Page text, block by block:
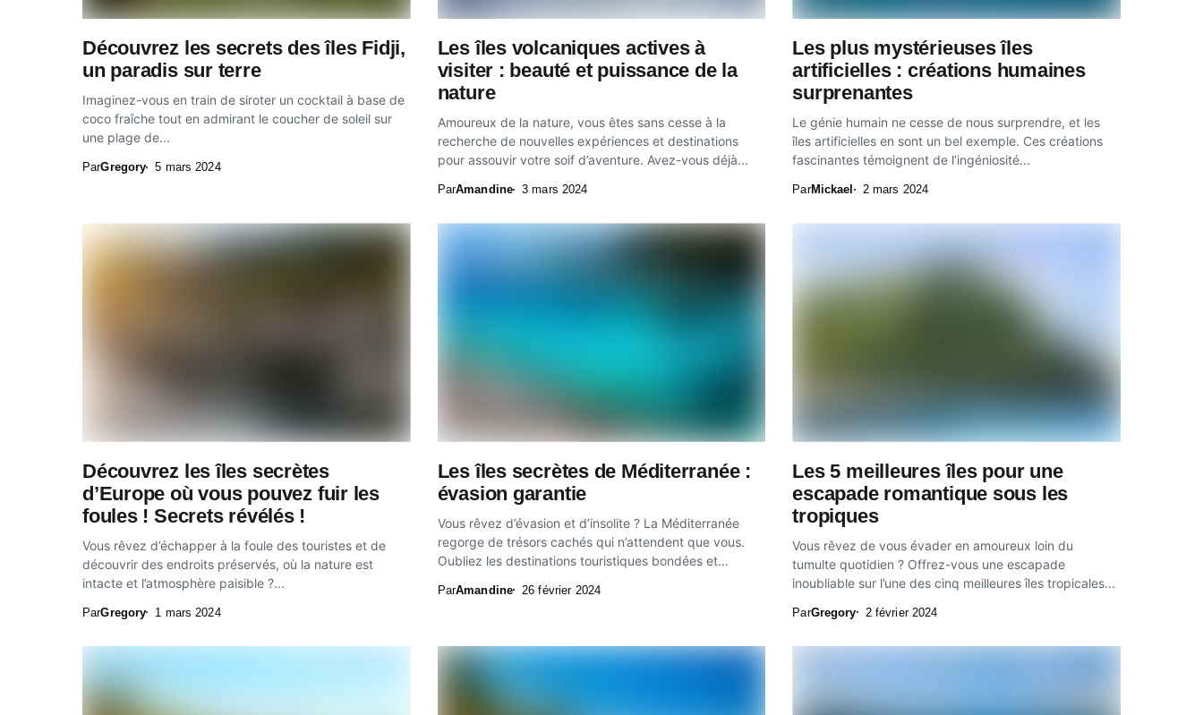
Découvrez les secrets des îles Fidji,
un paradis sur terre
Imaginez-vous en train de siroter un cocktail à base de
coco fraîche tout en admirant le coucher de soleil sur
une plage de...
ParGregory 5 mars 2024
Les îles volcaniques actives à
visiter : beauté et puissance de la
nature
Amoureux de la nature, vous êtes sans cesse à la
recherche de nouvelles expériences et destinations
pour assouvir votre soif d’aventure. Avez-vous déjà...
ParAmandine 3 mars 2024
Les plus mystérieuses îles
artificielles : créations humaines
surprenantes
Le génie humain ne cesse de nous surprendre, et les
îles artificielles en sont un bel exemple. Ces créations
fascinantes témoignent de l’ingéniosité...
ParMickael 2 mars 2024
Découvrez les îles secrètes
d’Europe où vous pouvez fuir les
foules ! Secrets révélés !
Vous rêvez d’échapper à la foule des touristes et de
découvrir des endroits préservés, où la nature est
intacte et l’atmosphère paisible ?...
ParGregory 1 mars 2024
Les îles secrètes de Méditerranée :
évasion garantie
Vous rêvez d’évasion et d’insolite ? La Méditerranée
regorge de trésors cachés qui n’attendent que vous.
Oubliez les destinations touristiques bondées et
ParAmandine 26 février 2024
Les 5 meilleures îles pour une
escapade romantique sous les
tropiques
Vous rêvez de vous évader en amoureux loin du
tumulte quotidien ? Offrez-vous une escapade
inoubliable sur l’une des cinq meilleures îles tropicales...
ParGregory 2 février 2024